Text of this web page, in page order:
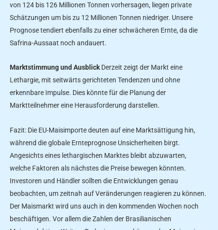
von 124 bis 126 Millionen Tonnen vorhersagen, liegen private
Schätzungen um bis zu 12 Millionen Tonnen niedriger. Unsere
Prognose tendiert ebenfalls zu einer schwächeren Ernte, da die
Safrina-Aussaat noch andauert.
Marktstimmung und Ausblick Derzeit zeigt der Markt eine
Lethargie, mit seitwärts gerichteten Tendenzen und ohne
erkennbare Impulse. Dies könnte für die Planung der
Marktteilnehmer eine Herausforderung darstellen.
Fazit: Die EU-Maisimporte deuten auf eine Marktsättigung hin,
während die globale Ernteprognose Unsicherheiten birgt.
Angesichts eines lethargischen Marktes bleibt abzuwarten,
welche Faktoren als nächstes die Preise bewegen könnten.
Investoren und Händler sollten die Entwicklungen genau
beobachten, um zeitnah auf Veränderungen reagieren zu können.
Der Maismarkt wird uns auch in den kommenden Wochen noch
beschäftigen. Vor allem die Zahlen der Brasilianischen